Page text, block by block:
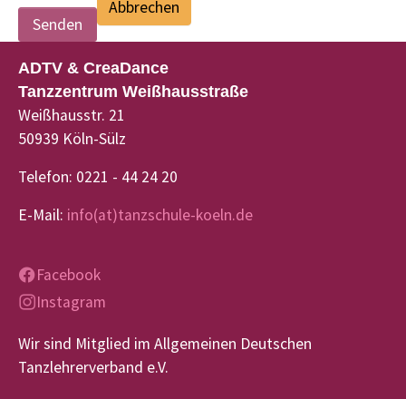
Abbrechen
ADTV & CreaDance
Tanzzentrum Weißhausstraße
Weißhausstr. 21
50939 Köln-Sülz
Telefon: 0221 - 44 24 20
E-Mail: info(at)tanzschule-koeln.de
Facebook
Instagram
Wir sind Mitglied im Allgemeinen Deutschen
Tanzlehrerverband e.V.